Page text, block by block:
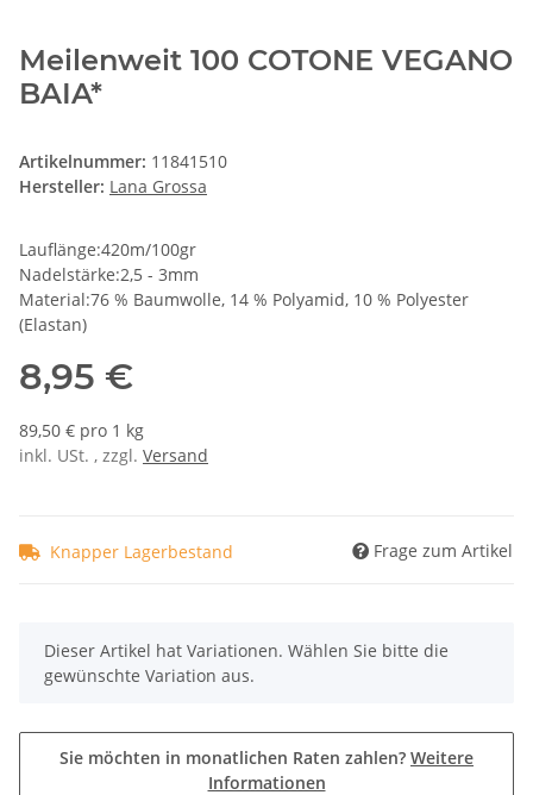
Meilenweit 100 COTONE VEGANO
BAIA*
Artikelnummer: 11841510
Hersteller: Lana Grossa
Lauflänge:420m/100gr
Nadelstärke:2,5 - 3mm
Material:76 % Baumwolle, 14 % Polyamid, 10 % Polyester
(Elastan)
8,95 €
89,50 € pro 1 kg
inkl. USt. , zzgl. Versand
Knapper Lagerbestand Frage zum Artikel
x
Dieser Artikel hat Variationen. Wählen Sie bitte die
gewünschte Variation aus.
Sie möchten in monatlichen Raten zahlen? Weitere
Informationen